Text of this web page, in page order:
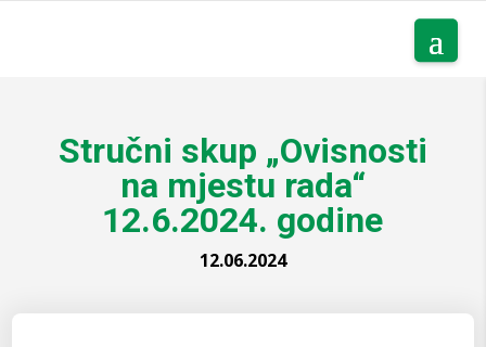
Stručni skup „Ovisnosti
na mjestu rada“
12.6.2024. godine
12.06.2024